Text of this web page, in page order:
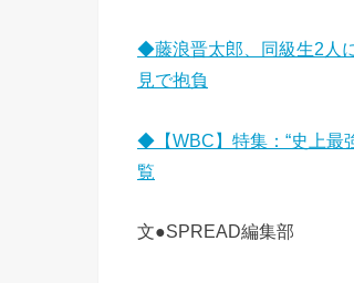
◆藤浪晋太郎、同級生2人
見で抱負
◆【WBC】特集：“史上最
覧
文●SPREAD編集部